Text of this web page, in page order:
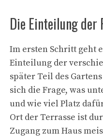
Die Einteilung der
Im ersten Schritt geht
Einteilung der
später Teil des
sich die Frage, was
und wie viel Platz
Ort der Terrasse ist
Zugang zum Haus